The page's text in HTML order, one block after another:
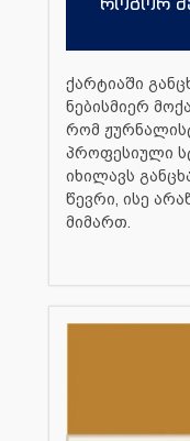
ქარტიაში
ნებისმიერ
რომ
პროფესიული
იხილავს
წევრი, ისე
მიმართ.